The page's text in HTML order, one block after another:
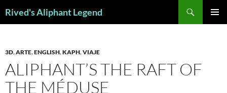
Rived's Aliphant Legend
3D,ARTE,ENGLISH,KAPH,VIAJE
ALIPHANT’S THE RAFT OF
THE MÉDUSE